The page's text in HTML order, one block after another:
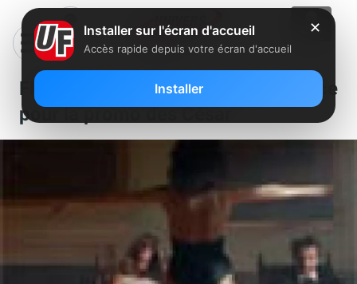
Florence Foresti reprend Flashdance
pour la promo des César
✕
Installer sur l'écran d'accueil
Accès rapide depuis votre écran d'accueil
Installer